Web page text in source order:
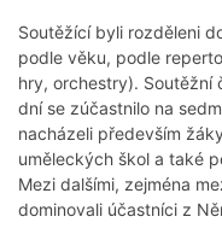
Soutěžící byli rozděleni
podle věku, podle
hry, orchestry). Soutěžní
dní se zúčastnilo na
nacházeli především
uměleckých škol a také
Mezi dalšími, zejména
dominovali účastníci z